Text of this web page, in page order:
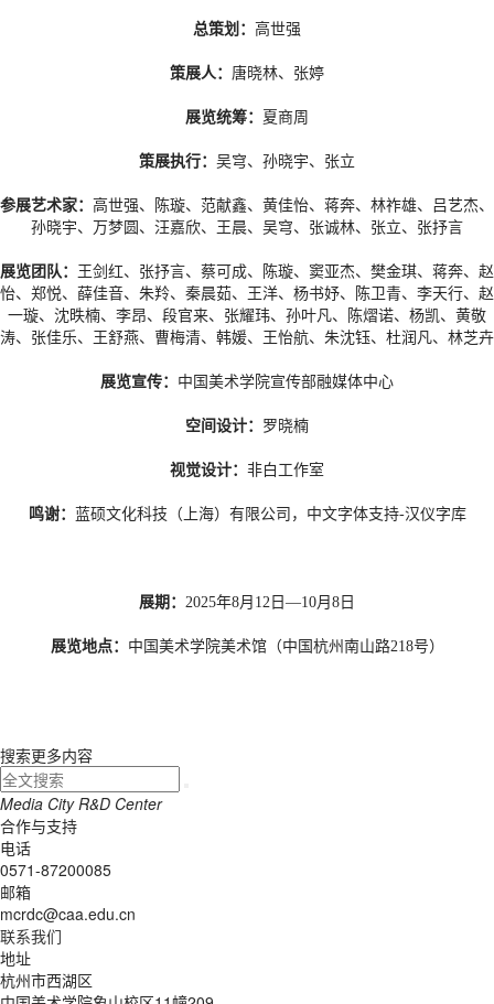
总策划： 高世强
策展人： 唐晓林、张婷
展览统筹： 夏商周
策展执行： 吴穹、孙晓宇、张立
参展艺术家： 高世强、陈璇、范献鑫、黄佳怡、蒋奔、林祚雄、吕艺杰、
孙晓宇、万梦圆、汪嘉欣、王晨、吴穹、张诚林、张立、张抒言
展览团队：
王剑红、张抒言、蔡可成、陈璇、窦亚杰、樊金琪、蒋奔、赵
怡、郑悦、薛佳音、朱羚、秦晨茹、王洋、杨书妤、陈卫青、李天行、赵
一璇、沈昳楠、李昂、段官来、张耀玮、孙叶凡、陈熠诺、杨凯、黄敬
涛、张佳乐、王舒燕、曹梅清、韩媛、王怡航、朱沈钰、杜润凡、林芝卉
展览宣传： 中国美术学院宣传部融媒体中心
空间设计： 罗晓楠
视觉设计： 非白工作室
鸣谢： 蓝硕文化科技（上海）有限公司，中文字体支持-汉仪字库
展期： 2025年8月12日—10月8日
展览地点： 中国美术学院美术馆（中国杭州南山路218号）
搜索更多内容
Media City R&D Center
合作与支持
电话
0571-87200085
邮箱
mcrdc@caa.edu.cn
联系我们
地址
杭州市西湖区